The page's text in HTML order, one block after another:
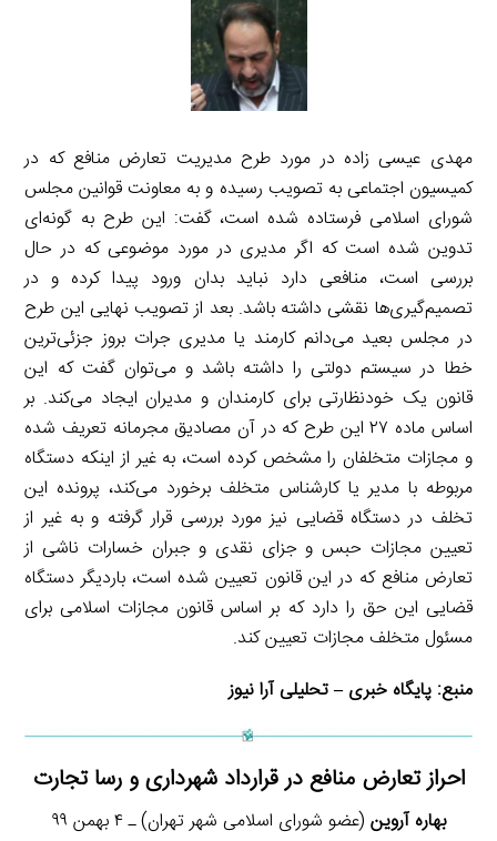
مهدی عیسی زاده در مورد طرح مدیریت تعارض منافع که در
کمیسیون اجتماعی به تصویب رسیده و به معاونت قوانین مجلس
شورای اسلامی فرستاده شده است، گفت: این طرح به گونه‌ای
تدوین شده است که اگر مدیری در مورد موضوعی که در حال
بررسی است، منافعی دارد نباید بدان ورود پیدا کرده و در
تصمیم‌گیری‌ها نقشی داشته باشد. بعد از تصویب نهایی این طرح
در مجلس بعید می‌دانم کارمند یا مدیری جرات بروز جزئی‌ترین
خطا در سیستم دولتی را داشته باشد و می‌توان گفت که این
قانون یک خودنظارتی برای کارمندان و مدیران ایجاد می‌کند. بر
اساس ماده ۲۷ این طرح که در آن مصادیق مجرمانه تعریف شده
و مجازات متخلفان را مشخص کرده است، به غیر از اینکه دستگاه
مربوطه با مدیر یا کارشناس متخلف برخورد می‌کند، پرونده این
تخلف در دستگاه قضایی نیز مورد بررسی قرار گرفته و به غیر از
تعیین مجازات حبس و جزای نقدی و جبران خسارات ناشی از
تعارض منافع که در این قانون تعیین شده است، باردیگر دستگاه
قضایی این حق را دارد که بر اساس قانون مجازات اسلامی برای
مسئول متخلف مجازات تعیین کند.
منبع: پایگاه خبری – تحلیلی آرا نیوز
احراز تعارض منافع در قرارداد شهرداری و رسا تجارت
بهاره آروین (عضو شورای اسلامی شهر تهران) ـ ۴ بهمن ۹۹